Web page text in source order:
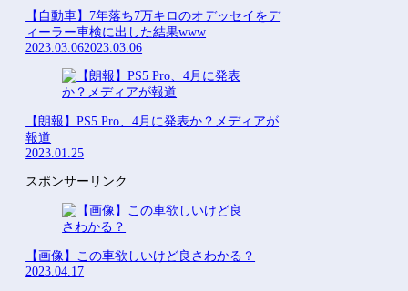
【自動車】7年落ち7万キロのオデッセイをデ
ィーラー車検に出した結果www
2023.03.062023.03.06
【朗報】PS5 Pro、4月に発表か？メディアが
報道
2023.01.25
スポンサーリンク
【画像】この車欲しいけど良さわかる？
2023.04.17